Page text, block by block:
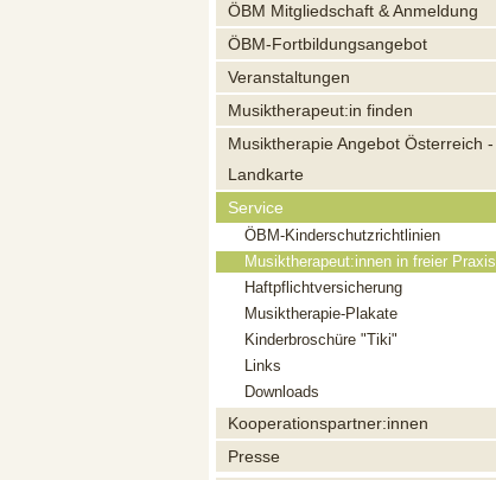
ÖBM Mitgliedschaft & Anmeldung
ÖBM-Fortbildungsangebot
Veranstaltungen
Musiktherapeut:in finden
Musiktherapie Angebot Österreich -
Landkarte
Service
ÖBM-Kinderschutzrichtlinien
Musiktherapeut:innen in freier Praxis
Haftpflichtversicherung
Musiktherapie-Plakate
Kinderbroschüre "Tiki"
Links
Downloads
Kooperationspartner:innen
Presse